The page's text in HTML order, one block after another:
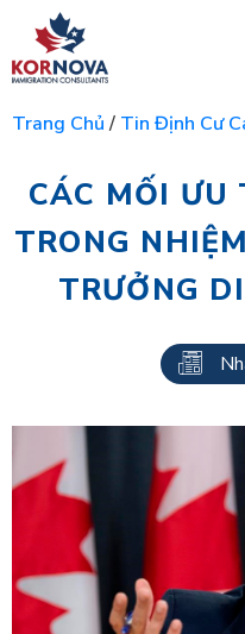
Trang Chủ/ Tin Định Cư
CÁC MỐI ƯU
TRONG
TRƯỞNG